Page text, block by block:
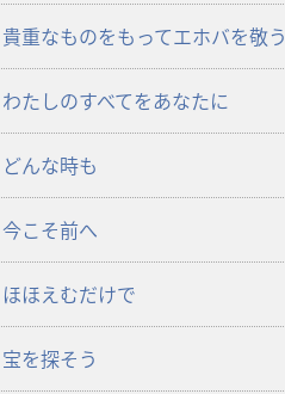
ル
ソ
ン
ル
ソ
ン
貴重なものをもってエホバを敬う
わたしのすべてをあなたに
どんな時も
今こそ前へ
ほほえむだけで
宝を探そう